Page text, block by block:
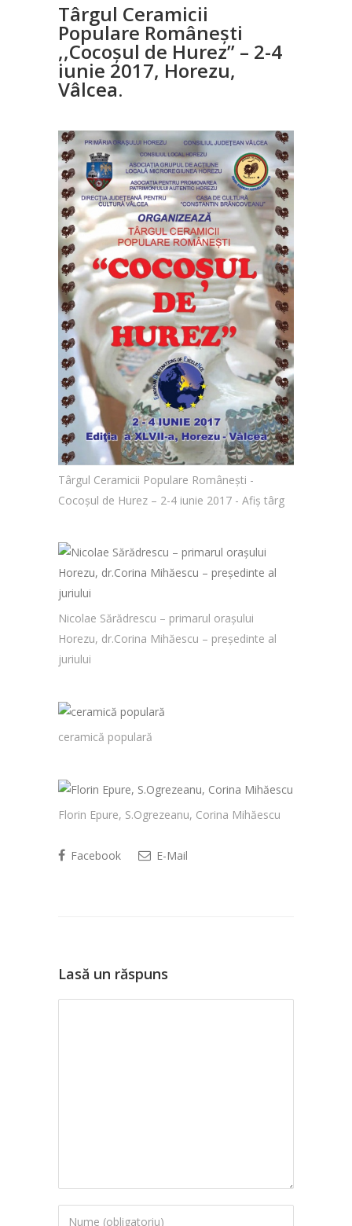
Târgul Ceramicii
Populare Românești
,,Cocoșul de Hurez” – 2-4
iunie 2017, Horezu,
Vâlcea.
Târgul Ceramicii Populare Românești -
Cocoșul de Hurez – 2-4 iunie 2017 - Afiș târg
Nicolae Sărădrescu – primarul orașului
Horezu, dr.Corina Mihăescu – președinte al
juriului
ceramică populară
Florin Epure, S.Ogrezeanu, Corina Mihăescu
Facebook E-Mail
Lasă un răspuns